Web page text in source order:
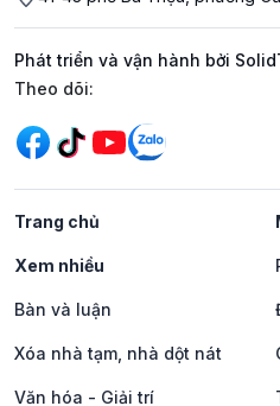
Phát triển và vận hành bởi
Mạng xã hội
Theo dõi:
Trang chủ
Xem nhiều
Bàn và luận
Xóa nhà tạm, nhà dột nát
Văn hóa - Giải trí